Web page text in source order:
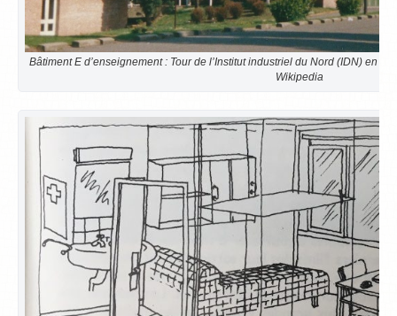
Bâtiment E d’enseignement : Tour de l’Institut industriel du Nord (IDN) en
Wikipedia